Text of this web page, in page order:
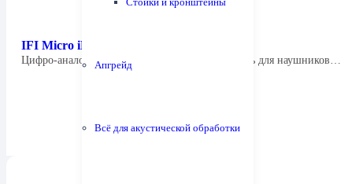
Апгрейд
Всё для акустической обработки
IFI Micro iDSD
Цифро-аналоговый преобразователь + усилитель для наушников…